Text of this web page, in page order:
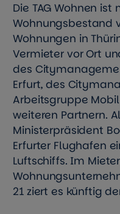
Die TAG Wohnen ist
Wohnungsbestand
Wohnungen in
Vermieter vor Ort
des
Erfurt, des
Arbeitsgruppe
weiteren Partnern.
Ministerpräsident
Erfurter Flughafen
Luftschiffs. Im
21 ziert es künftig